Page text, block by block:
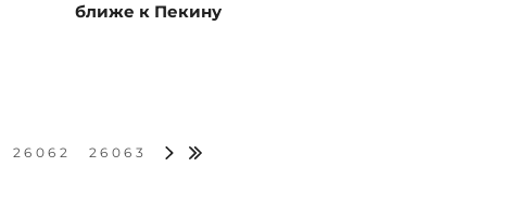
ближе к Пекину
26062 26063